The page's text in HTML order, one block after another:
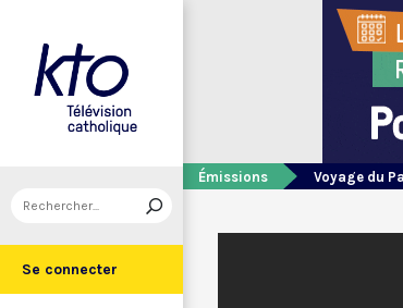
Se connecter
Émissions Voyage du